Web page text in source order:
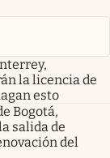
la licencia de
esto
Bogotá,
salida de
del